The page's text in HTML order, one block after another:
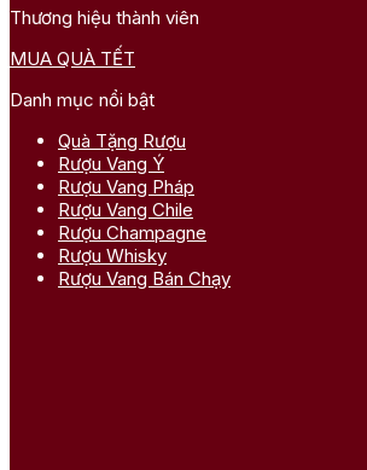
Đánh giá
Chưa có đánh giá nào.
Hãy là người đầu tiên nhận xét “Rượu Vang
Lafon Rochet Saint Estephe, 4th Growth,
Bạn phảiđăng nhậpđể gửi đánh giá.
Thương hiệu thành viên
MUA QUÀ TẾT
Danh mục nổi bật
Quà Tặng Rượu
Rượu Vang Ý
Rượu Vang Pháp
Rượu Vang Chile
Rượu Champagne
Rượu Whisky
Rượu Vang Bán Chạy